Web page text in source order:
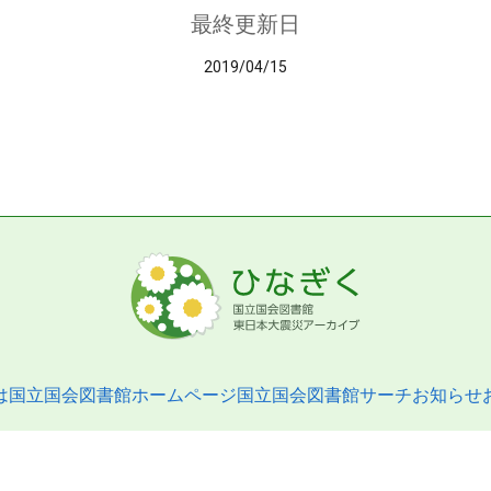
最終更新日
2019/04/15
国立国会図書館ホームページ国立国会図書館サーチお知らせ